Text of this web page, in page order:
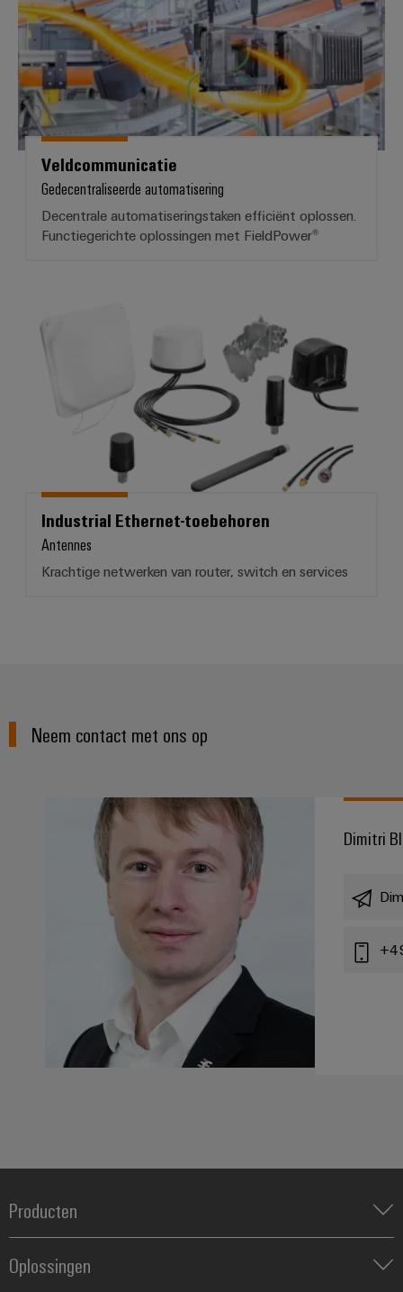
Veldcommunicatie
Gedecentraliseerde automatisering
Decentrale automatiseringstaken efficiënt oplossen.
Functiegerichte oplossingen met FieldPower®
Industrial Ethernet-toebehoren
Antennes
Krachtige netwerken van router, switch en services
Neem contact met ons op
Dimitri
Producten
Klemmenstroken
Relais
Oplossingen